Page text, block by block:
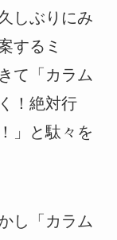
しぶりにみ
するミ
て「カラム
！絶対行
」と駄々を
し「カラム